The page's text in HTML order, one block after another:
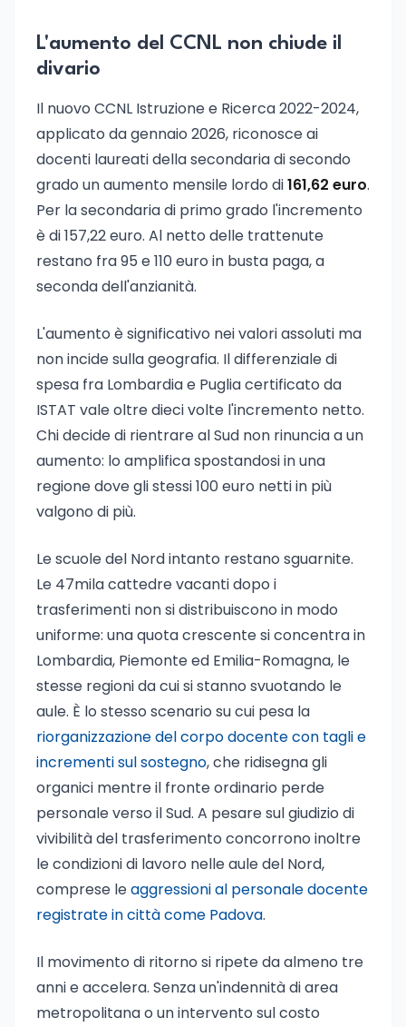
L'aumento del CCNL non chiude il
divario
Il nuovo CCNL Istruzione e Ricerca 2022-2024,
applicato da gennaio 2026, riconosce ai
docenti laureati della secondaria di secondo
grado un aumento mensile lordo di161,62 euro.
Per la secondaria di primo grado l'incremento
è di 157,22 euro. Al netto delle trattenute
restano fra 95 e 110 euro in busta paga, a
seconda dell'anzianità.
L'aumento è significativo nei valori assoluti ma
non incide sulla geografia. Il differenziale di
spesa fra Lombardia e Puglia certificato da
ISTAT vale oltre dieci volte l'incremento netto.
Chi decide di rientrare al Sud non rinuncia a un
aumento: lo amplifica spostandosi in una
regione dove gli stessi 100 euro netti in più
valgono di più.
Le scuole del Nord intanto restano sguarnite.
Le 47mila cattedre vacanti dopo i
trasferimenti non si distribuiscono in modo
uniforme: una quota crescente si concentra in
Lombardia, Piemonte ed Emilia-Romagna, le
stesse regioni da cui si stanno svuotando le
aule. È lo stesso scenario su cui pesa la
riorganizzazione del corpo docente con tagli e
incrementi sul sostegno, che ridisegna gli
organici mentre il fronte ordinario perde
personale verso il Sud. A pesare sul giudizio di
vivibilità del trasferimento concorrono inoltre
le condizioni di lavoro nelle aule del Nord,
comprese leaggressioni al personale docente
registrate in città come Padova.
Il movimento di ritorno si ripete da almeno tre
anni e accelera. Senza un'indennità di area
metropolitana o un intervento sul costo